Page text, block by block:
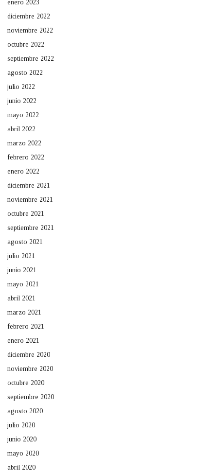
enero 2023
diciembre 2022
noviembre 2022
octubre 2022
septiembre 2022
agosto 2022
julio 2022
junio 2022
mayo 2022
abril 2022
marzo 2022
febrero 2022
enero 2022
diciembre 2021
noviembre 2021
octubre 2021
septiembre 2021
agosto 2021
julio 2021
junio 2021
mayo 2021
abril 2021
marzo 2021
febrero 2021
enero 2021
diciembre 2020
noviembre 2020
octubre 2020
septiembre 2020
agosto 2020
julio 2020
junio 2020
mayo 2020
abril 2020